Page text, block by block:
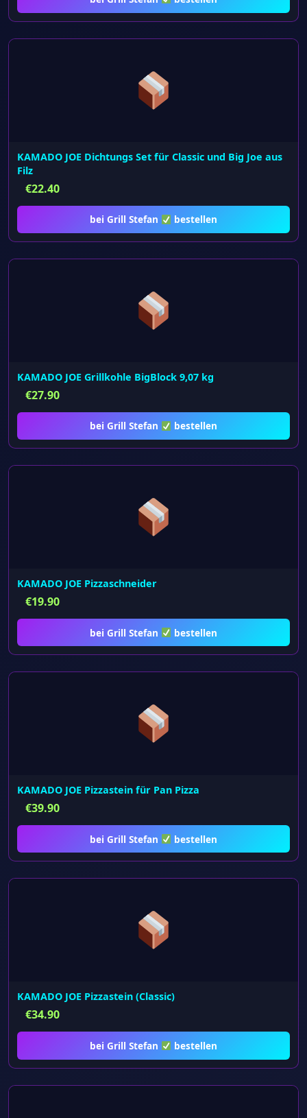
KAMADO JOE Dichtungs Set für Classic und Big Joe aus
Filz
€22.40
bei Grill Stefan bestellen
KAMADO JOE Grillkohle BigBlock 9,07 kg
€27.90
bei Grill Stefan bestellen
KAMADO JOE Pizzaschneider
€19.90
bei Grill Stefan bestellen
KAMADO JOE Pizzastein für Pan Pizza
€39.90
bei Grill Stefan bestellen
KAMADO JOE Pizzastein (Classic)
€34.90
bei Grill Stefan bestellen